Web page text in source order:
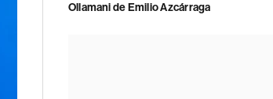
Ollamani de Emilio Azcárraga